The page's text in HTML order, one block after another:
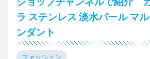
ラ ステンレス 淡水パール マ
ンダント
ファッション